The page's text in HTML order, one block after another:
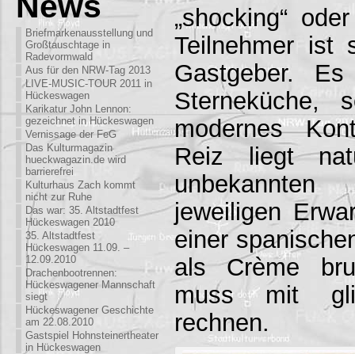
Briefmarkenausstellung und
Großtauschtage in
Radevormwald
Aus für den NRW-Tag 2013
LIVE-MUSIC-TOUR 2011 in
Hückeswagen
Karikatur John Lennon:
gezeichnet in Hückeswagen
Vernissage der FeG
Das Kulturmagazin
hueckwagazin.de wird
barrierefrei
Kulturhaus Zach kommt
nicht zur Ruhe
Das war: 35. Altstadtfest
Hückeswagen 2010
35. Altstadtfest
Hückeswagen 11.09. –
12.09.2010
Drachenbootrennen:
Hückeswagener Mannschaft
siegt
Hückeswagener Geschichte
am 22.08.2010
Gastspiel Hohnsteinertheater
in Hückeswagen
„shocking“
Teilnehmer ist
Gastgeber.
Sterneküche,
modernes
Reiz liegt
jeweiligen
einer
als Crème
muss mit
rechnen.